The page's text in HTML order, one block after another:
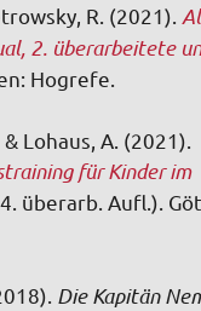
R. (2021).
, 2. überarbeitete
Hogrefe.
Lohaus, A. (2021).
für Kinder im
überarb. Aufl.).
Die Kapitän